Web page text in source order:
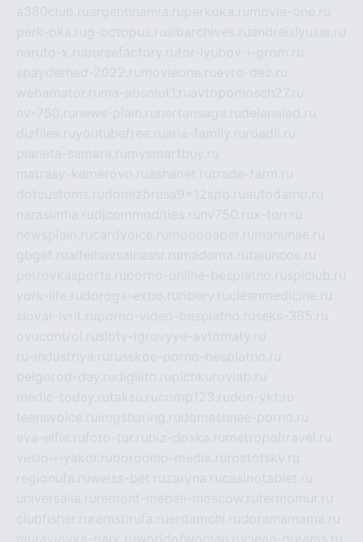
a380club.ruargentinamia.ruperkoka.ru movie-one.ru
perk-oka.rug-octopus.rusibarchives.ruandreislyusar.ru
naruto-x.rupursefactory.rutor-lyubov-i-grom.ru
spayderhed-2022.ru movieone.ruevro-dez.ru
webamator.ru ma-absolut1.ruavtopomosch27.ru
nv-750.ru news-plain.ru nertansaga.rudelanalad.ru
dizfiles.ruyoutubefree.ruaria-family.ru roadli.ru
planeta-samara.ru mysmartbuy.ru
matrasy-kemerovo.ruashanet.rutrade-farm.ru
dotcustoms.rudomizbrusa9x12spb.ruautodamp.ru
narasimha.rudjcommodities.ru nv750.rux-ton.ru
newsplain.rucardvoice.ru modopaper.ru manunae.ru
gbget.rualfeihavsalnassr.ru madoma.rutajuncos.ru
petrovkasports.ruporno-online-besplatno.rusplclub.ru
york-life.rudoroga-expo.ru ribery.rucleanmedicine.ru
slovar-ivrit.ruporno-video-besplatno.ruseks-365.ru
ovucontrol.rusloty-igrovyye-avtomaty.ru
ru-industriya.ru russkoe-porno-besplatno.ru
belgorod-day.rudigilith.rupichkurovlab.ru
medic-today.rutaksu.rucomp123.rudon-ykt.ru
teensvoice.ru imgsharing.rudomashnee-porno.ru
eva-elfie.rufoto-tur.rubiz-doska.ru metropoltravel.ru
veslo-i-yakor.ruborodino-media.ru rostotsky.ru
regionufa.ruweiss-bet.ruzaryna.rucasinotablet.ru
universalia.ru remont-mebeli-moscow.rutermomur.ru
clubfisher.ru remstirufa.ruerdamchi.rudoramamama.ru
muraviovka-park.ruworldofwoman.ruclean-dreams.ru